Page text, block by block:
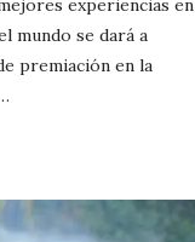
experiencias en
mundo se dará a
premiación en la